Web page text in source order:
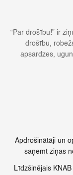
“Par drošību!” ir
drošību,
apsardzes,
Apdrošinātāji un
saņemt ziņas
Līdzšinējais